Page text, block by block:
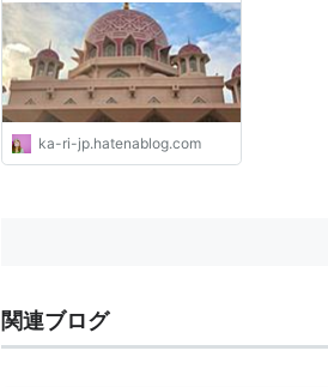
Positive & Negative It's
me!!!
ka-ri-jp.hatenablog.com
関連ブログ